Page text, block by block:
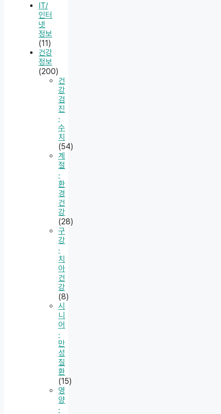
IT/
인터
넷
정보
(11)
건강
정보
(200)
건
강
검
진
·
수
치
(54)
계
절
·
환
경
건
강
(28)
구
강
·
치
아
건
강
(8)
시
니
어
·
만
성
질
환
(15)
영
양
·